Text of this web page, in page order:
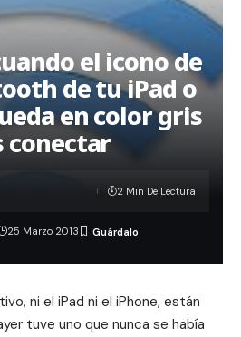
el icono de
de tu iPad o
en color gris
conectar
25 Marzo 2013
2 Min De Lectura
ni el iPad ni el iPhone, están
tuve uno que nunca se había